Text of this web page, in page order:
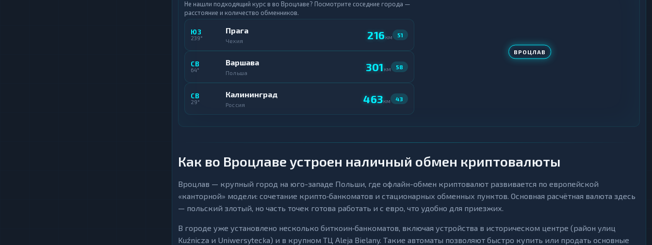
Не нашли подходящий курс в во Вроцлаве? Посмотрите соседние города —
расстояние и количество обменников.
ЮЗ
239°
Прага
Чехия 216 км 51
СВ
64°
Варшава
Польша 301 км 58
СВ
29°
Калининград
Россия 463км 43
ВРОЦЛАВ
Как во Вроцлаве устроен наличный обмен криптовалюты
Вроцлав — крупный город на юго-западе Польши, где офлайн-обмен криптовалют развивается по европейской
«канторной» модели: сочетание крипто‑банкоматов и стационарных обменных пунктов. Основная расчётная валюта здесь
— польский злотый, но часть точек готова работать и с евро, что удобно для приезжих.
В городе уже установлено несколько биткоин‑банкоматов, включая устройства в историческом центре (район улиц
Kuźnicza и Uniwersytecka) и в крупном ТЦ Aleja Bielany. Такие автоматы позволяют быстро купить или продать основные